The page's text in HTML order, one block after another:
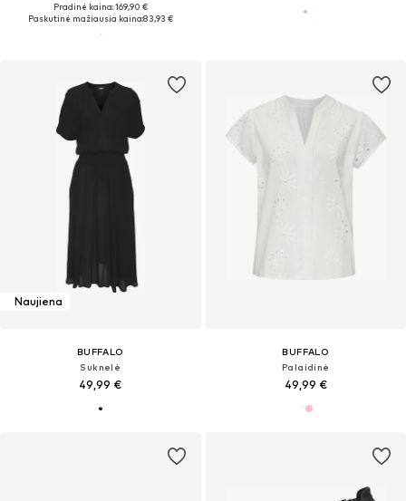
Pradinė kaina: 169,90 €
Paskutinė mažiausia kaina:83,93 €
Naujiena
BUFFALO
Suknelė
49,99 €
BUFFALO
Palaidinė
49,99 €